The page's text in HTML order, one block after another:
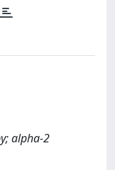
alpha-2